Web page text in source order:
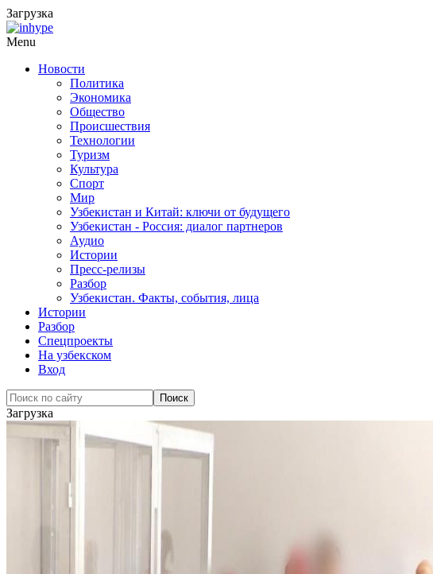
Загрузка
Menu
Новости
Политика
Экономика
Общество
Происшествия
Технологии
Туризм
Культура
Спорт
Мир
Узбекистан и Китай: ключи от будущего
Узбекистан - Россия: диалог партнеров
Аудио
Истории
Пресс-релизы
Разбор
Узбекистан. Факты, события, лица
Истории
Разбор
Спецпроекты
На узбекском
Вход
Загрузка